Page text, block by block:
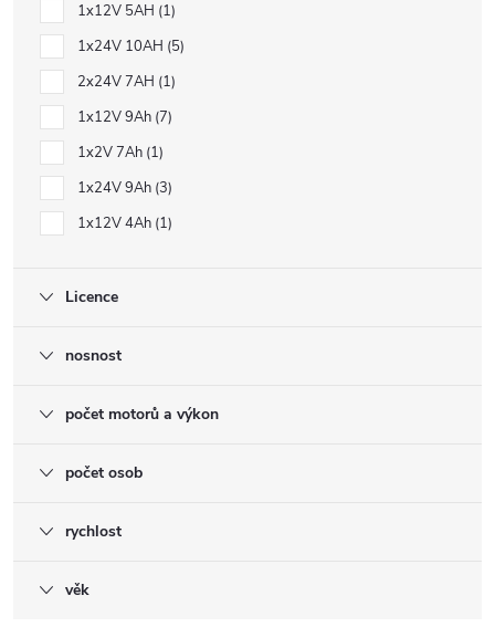
1x12V 5AH 1
1x24V 10AH 5
2x24V 7AH 1
1x12V 9Ah 7
1x2V 7Ah 1
1x24V 9Ah 3
1x12V 4Ah 1
Licence
nosnost
počet motorů a výkon
počet osob
rychlost
věk